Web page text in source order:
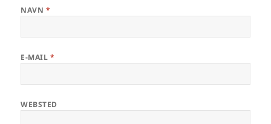
NAVN *
E-MAIL *
WEBSTED